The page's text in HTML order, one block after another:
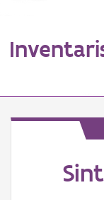
Erfgoedobject